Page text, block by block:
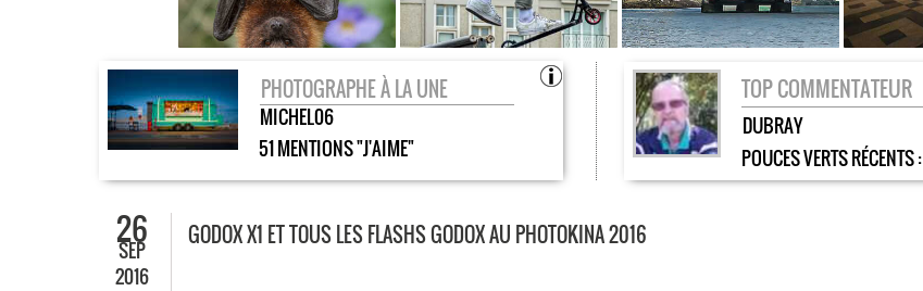
PHOTOGRAPHE À LA UNE
MICHEL06
51 MENTIONS "J'AIME"
TOP COMMENTATEUR
DUBRAY
POUCES VERTS RÉCENTS :
26
SEP
2016
GODOX X1 ET TOUS LES FLASHS GODOX AU PHOTOKINA 2016